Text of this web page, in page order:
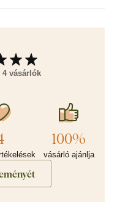
4 vásárlók
100%
vásárló ajánlja